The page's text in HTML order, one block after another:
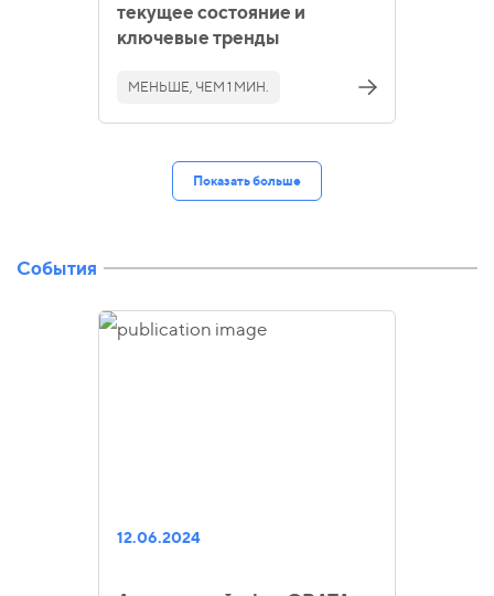
текущее состояние и
ключевые тренды
МЕНЬШЕ, ЧЕМ 1 МИН.
Показать больше
События
12.06.2024